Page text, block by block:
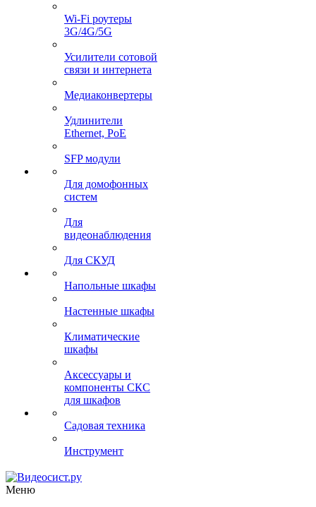
Wi-Fi роутеры
3G/4G/5G
Усилители сотовой
связи и интернета
Медиаконвертеры
Удлинители
Ethernet, PoE
SFP модули
Для домофонных
систем
Для
видеонаблюдения
Для СКУД
Напольные шкафы
Настенные шкафы
Климатические
шкафы
Аксессуары и
компоненты СКС
для шкафов
Садовая техника
Инструмент
Меню